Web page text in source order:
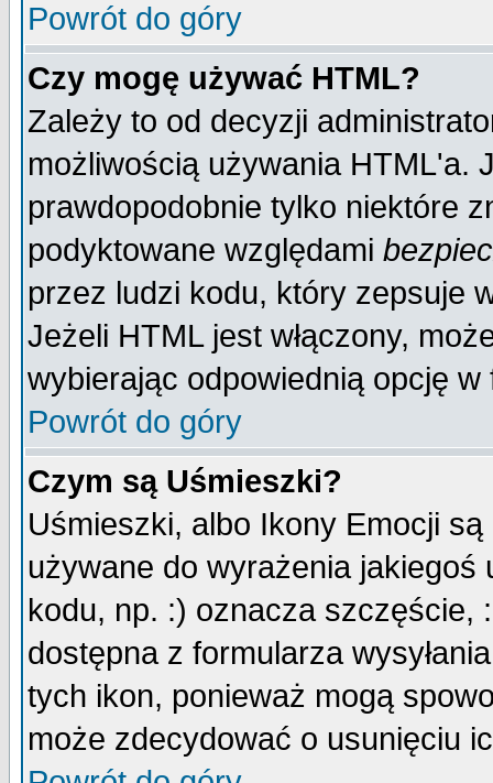
Powrót do góry
Czy mogę używać HTML?
Zależy to od decyzji
możliwością używania HTML'a.
prawdopodobnie tylko niektóre
podyktowane względami
przez ludzi kodu, który zepsuje
Jeżeli HTML jest włączony,
wybierając odpowiednią opcję w
Powrót do góry
Czym są Uśmieszki?
Uśmieszki, albo Ikony Emocji
używane do wyrażenia
kodu, np. :) oznacza szczęście,
dostępna z formularza
tych ikon, ponieważ mogą
może zdecydować o usunięciu